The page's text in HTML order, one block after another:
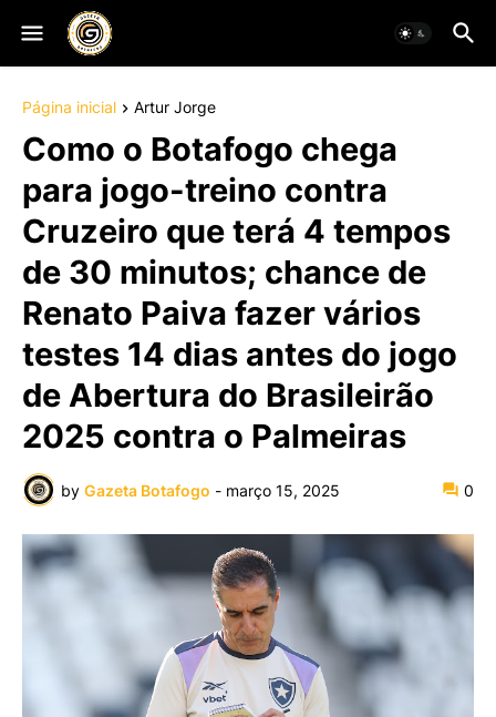
Página inicial Artur Jorge
Como o Botafogo chega
para jogo-treino contra
Cruzeiro que terá 4 tempos
de 30 minutos; chance de
Renato Paiva fazer vários
testes 14 dias antes do jogo
de Abertura do Brasileirão
2025 contra o Palmeiras
by Gazeta Botafogo - março 15, 2025 0